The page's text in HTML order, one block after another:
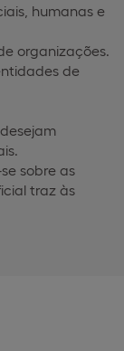
humanas e
organizações.
de
sobre as
traz às